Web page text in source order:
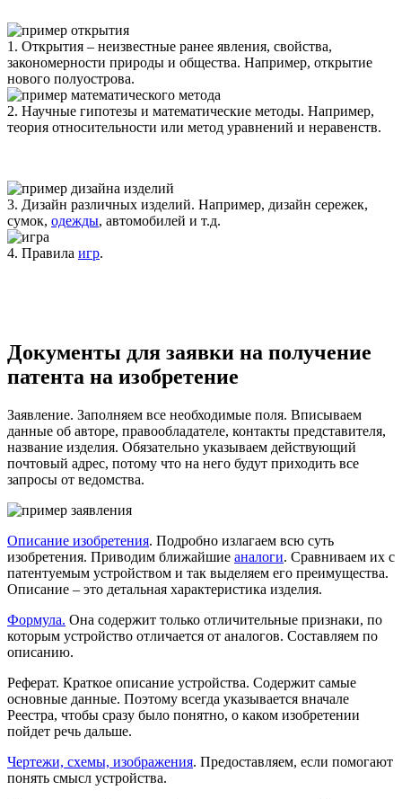
1. Открытия – неизвестные ранее явления, свойства,
закономерности природы и общества. Например, открытие
нового полуострова.
2. Научные гипотезы и математические методы. Например,
теория относительности или метод уравнений и неравенств.
3. Дизайн различных изделий. Например, дизайн сережек,
сумок, одежды, автомобилей и т.д.
4. Правила игр.
Документы для заявки на получение
патента на изобретение
Заявление. Заполняем все необходимые поля. Вписываем
данные об авторе, правообладателе, контакты представителя,
название изделия. Обязательно указываем действующий
почтовый адрес, потому что на него будут приходить все
запросы от ведомства.
Описание изобретения. Подробно излагаем всю суть
изобретения. Приводим ближайшие аналоги. Сравниваем их с
патентуемым устройством и так выделяем его преимущества.
Описание – это детальная характеристика изделия.
Формула. Она содержит только отличительные признаки, по
которым устройство отличается от аналогов. Составляем по
описанию.
Реферат. Краткое описание устройства. Содержит самые
основные данные. Поэтому всегда указывается вначале
Реестра, чтобы сразу было понятно, о каком изобретении
пойдет речь дальше.
Чертежи, схемы, изображения. Предоставляем, если помогают
понять смысл устройства.